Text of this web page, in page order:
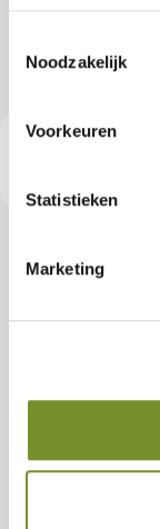
Noodzakelijk
Voorkeuren
Statistieken
Marketing
Artikelnummer:
Tuindeco